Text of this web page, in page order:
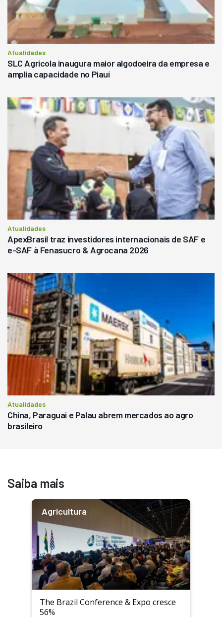
Atualidades
SLC Agrícola inaugura maior algodoeira da empresa e
amplia capacidade no Piauí
Atualidades
ApexBrasil traz investidores internacionais de SAF e
e-SAF à Fenasucro & Agrocana 2026
Atualidades
China, Paraguai e Palau abrem mercados ao agro
brasileiro
Saiba mais
Agricultura
The Brazil Conference & Expo cresce
56%